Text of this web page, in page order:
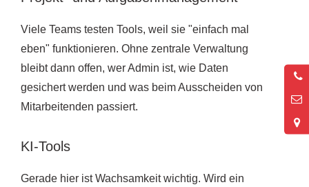
Viele Teams testen Tools, weil sie "einfach mal
eben" funktionieren. Ohne zentrale Verwaltung
bleibt dann offen, wer Admin ist, wie Daten
gesichert werden und was beim Ausscheiden von
Mitarbeitenden passiert.
KI-Tools
Gerade hier ist Wachsamkeit wichtig. Wird ein